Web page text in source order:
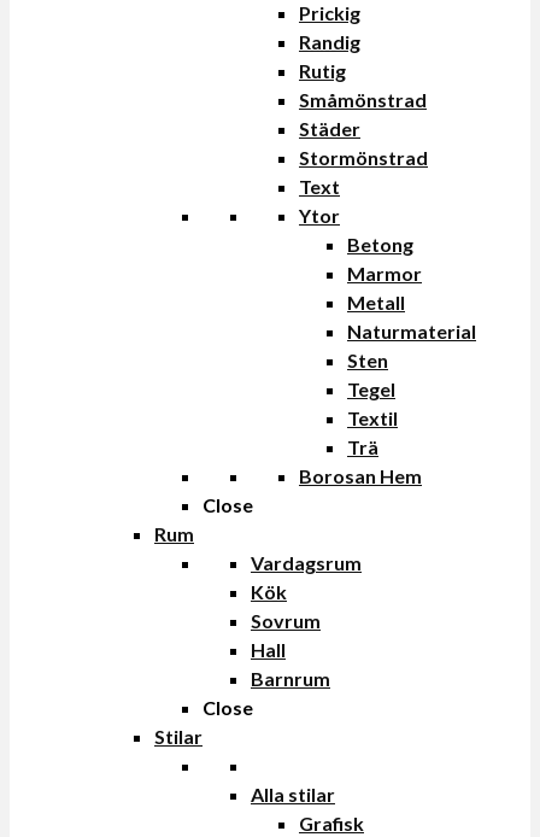
Prickig
Randig
Rutig
Småmönstrad
Städer
Stormönstrad
Text
Ytor
Betong
Marmor
Metall
Naturmaterial
Sten
Tegel
Textil
Trä
Borosan Hem
Close
Rum
Vardagsrum
Kök
Sovrum
Hall
Barnrum
Close
Stilar
Alla stilar
Grafisk